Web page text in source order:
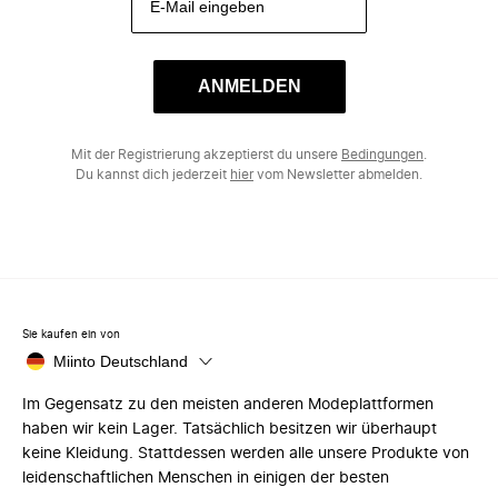
ANMELDEN
Mit der Registrierung akzeptierst du unsere Bedingungen
Du kannst dich jederzeit hiervom Newsletter abmelden.
Sie kaufen ein von
Miinto Deutschland
Im Gegensatz zu den meisten anderen Modeplattformen
haben wir kein Lager. Tatsächlich besitzen wir überhaupt
keine Kleidung. Stattdessen werden alle unsere Produkte von
leidenschaftlichen Menschen in einigen der besten